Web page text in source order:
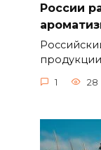
России
1 28